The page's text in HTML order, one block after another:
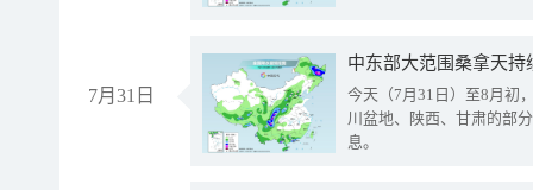
7月31日
中东部大范围桑拿天
今天（7月31日）至8月初
川盆地、陕西、甘肃的部
息。